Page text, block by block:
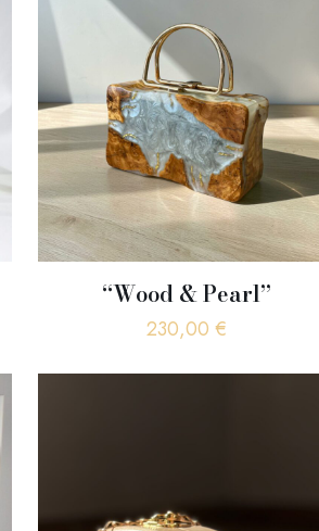
“Wood & Pearl”
230,00€